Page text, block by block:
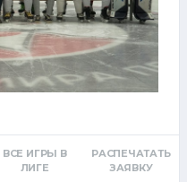
ВСЕ ИГРЫ В
ЛИГЕ
РАСПЕЧАТАТЬ
ЗАЯВКУ